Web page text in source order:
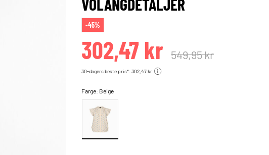
VOLANGDETALJER
-45%
302,47 kr 549,95 kr
30-dagers beste pris*: 302,47 kr
Farge: Beige